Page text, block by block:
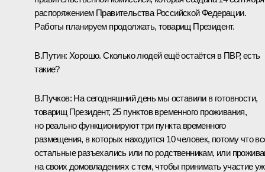
распоряжением Правительства Российской Федерации.
Работы планируем продолжать, товарищ Президент.
В.Путин: Хорошо. Сколько людей ещё остаётся в ПВР, есть
такие?
В.Пучков: На сегодняшний день мы оставили в готовности,
товарищ Президент, 25 пунктов временного проживания,
но реально функционируют три пункта временного
размещения, в которых находится 10 человек, потому что
остальные разъехались или по родственникам, или
на своих домовладениях с тем, чтобы принимать участие